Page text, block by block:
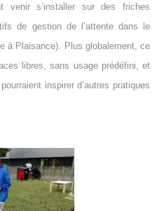
venir s’installer sur des friches
de gestion de l’attente dans le
à Plaisance). Plus globalement, ce
libres, sans usage prédéfini, et
inspirer d’autres pratiques